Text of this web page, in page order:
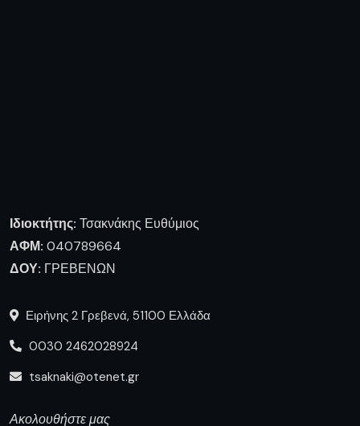
Ιδιοκτήτης: Τσακνάκης Ευθύμιος
ΑΦΜ: 040789664
ΔΟΥ: ΓΡΕΒΕΝΩΝ
Ειρήνης 2 Γρεβενά, 51100 Ελλάδα
0030 2462028924
tsaknaki@otenet.gr
Ακολουθήστε μας